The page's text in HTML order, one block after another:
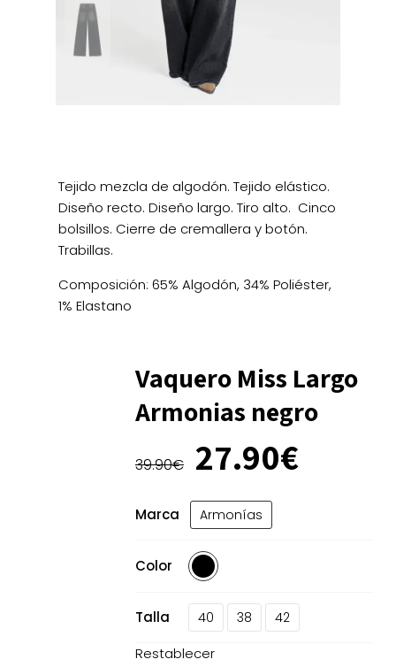
Tejido mezcla de algodón. Tejido elástico.
Diseño recto. Diseño largo. Tiro alto. Cinco
bolsillos. Cierre de cremallera y botón.
Trabillas.
Composición: 65% Algodón, 34% Poliéster,
1% Elastano
Vaquero Miss Largo
Armonias negro
39.90€ El
precio
original
era:
39.90€.
27.90€El
precio
Marca Armonías
Color
Talla 40 38 42
Restablecer